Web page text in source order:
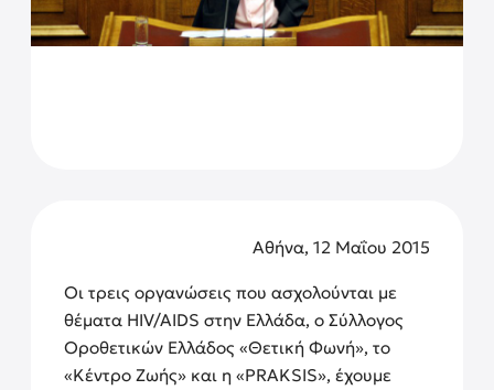
Αθήνα, 12 Μαΐου 2015
Οι τρεις οργανώσεις που ασχολούνται με
θέματα HIV/AIDS στην Ελλάδα, ο Σύλλογος
Οροθετικών Ελλάδος «Θετική Φωνή», το
«Κέντρο Ζωής» και η «PRAKSIS», έχουμε